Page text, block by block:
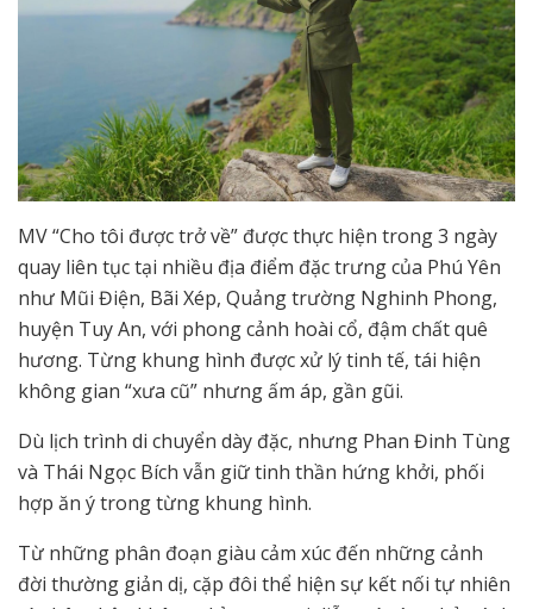
MV “Cho tôi được trở về” được thực hiện trong 3 ngày
quay liên tục tại nhiều địa điểm đặc trưng của Phú Yên
như Mũi Điện, Bãi Xép, Quảng trường Nghinh Phong,
huyện Tuy An, với phong cảnh hoài cổ, đậm chất quê
hương. Từng khung hình được xử lý tinh tế, tái hiện
không gian “xưa cũ” nhưng ấm áp, gần gũi.
Dù lịch trình di chuyển dày đặc, nhưng Phan Đinh Tùng
và Thái Ngọc Bích vẫn giữ tinh thần hứng khởi, phối
hợp ăn ý trong từng khung hình.
Từ những phân đoạn giàu cảm xúc đến những cảnh
đời thường giản dị, cặp đôi thể hiện sự kết nối tự nhiên